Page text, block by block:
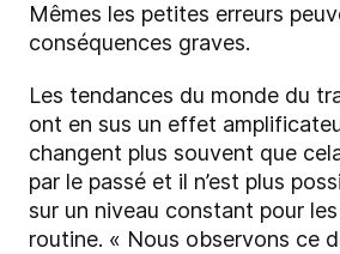
Mêmes les petites erreurs
conséquences graves.
Les tendances du monde du
ont en sus un effet
changent plus souvent que
par le passé et il n’est plus
sur un niveau constant pour
routine. « Nous observons ce